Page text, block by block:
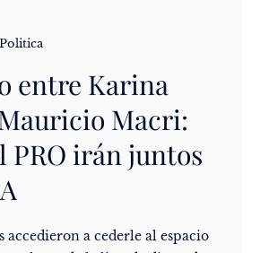
Politica
entre Karina
Macri:
PRO irán juntos
accedieron a cederle al espacio